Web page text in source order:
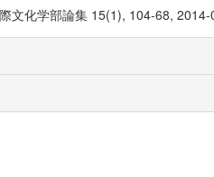
文化学部論集 15(1), 104-68,